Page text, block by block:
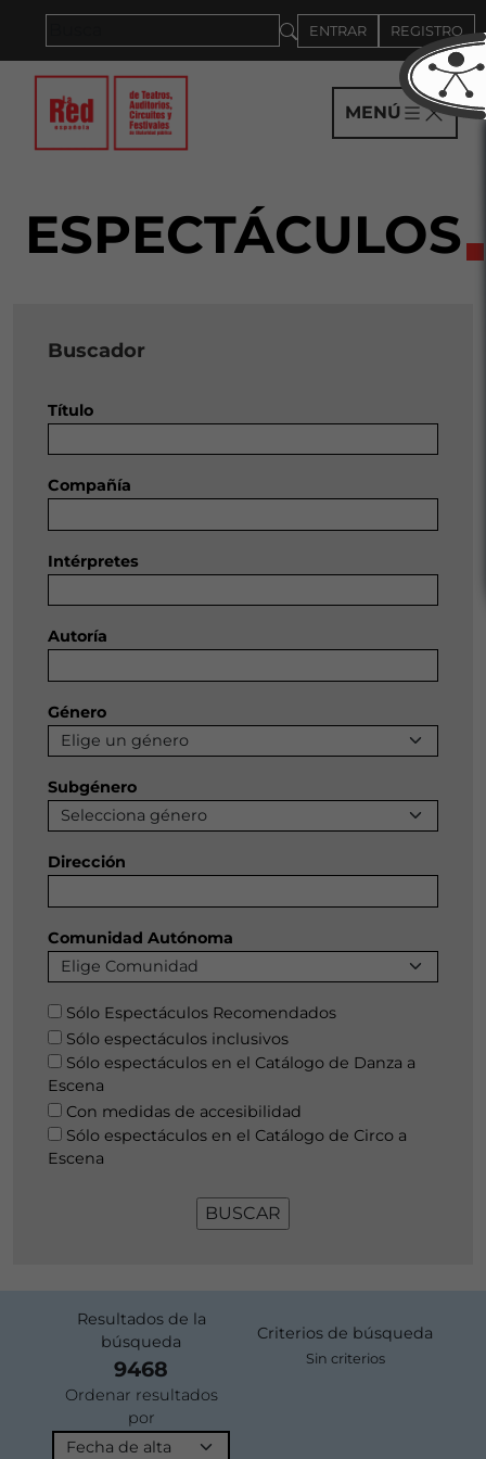
ENTRAR REGISTRO
MENÚ
ESPECTÁCULOS
Buscador
Título
Compañía
Intérpretes
Autoría
Género
Subgénero
Dirección
Comunidad Autónoma
Sólo Espectáculos Recomendados
Sólo espectáculos inclusivos
Sólo espectáculos en el Catálogo de Danza a
Escena
Con medidas de accesibilidad
Sólo espectáculos en el Catálogo de Circo a
Escena
Resultados de la
búsqueda
9468
Criterios de búsqueda
Sin criterios
Ordenar resultados
por